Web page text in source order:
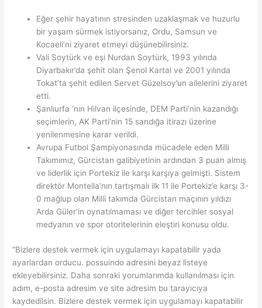
Eğer şehir hayatının stresinden uzaklaşmak ve huzurlu
bir yaşam sürmek istiyorsanız, Ordu, Samsun ve
Kocaeli’ni ziyaret etmeyi düşünebilirsiniz.
Vali Soytürk ve eşi Nurdan Soytürk, 1993 yılında
Diyarbakır’da şehit olan Şenol Kartal ve 2001 yılında
Tokat’ta şehit edilen Servet Güzelsoy’un ailelerini ziyaret
etti.
Şanlıurfa ‘nın Hilvan ilçesinde, DEM Parti’nin kazandığı
seçimlerin, AK Parti’nin 15 sandığa itirazı üzerine
yenilenmesine karar verildi.
Avrupa Futbol Şampiyonasında mücadele eden Milli
Takımımız, Gürcistan galibiyetinin ardından 3 puan almış
ve liderlik için Portekiz ile karşı karşıya gelmişti. Sistem
direktör Montella’nın tartışmalı ilk 11 ile Portekiz’e karşı 3-
0 mağlup olan Milli takımda Gürcistan maçının yıldızı
Arda Güler’in oynatılmaması ve diğer tercihler sosyal
medyanın ve spor otoritelerinin eleştiri konusu oldu.
“Bizlere destek vermek için uygulamayı kapatabilir yada
ayarlardan orducu. possuindo adresini beyaz listeye
ekleyebilirsiniz. Daha sonraki yorumlarımda kullanılması için
adım, e-posta adresim ve site adresim bu tarayıcıya
kaydedilsin. Bizlere destek vermek için uygulamayı kapatabilir